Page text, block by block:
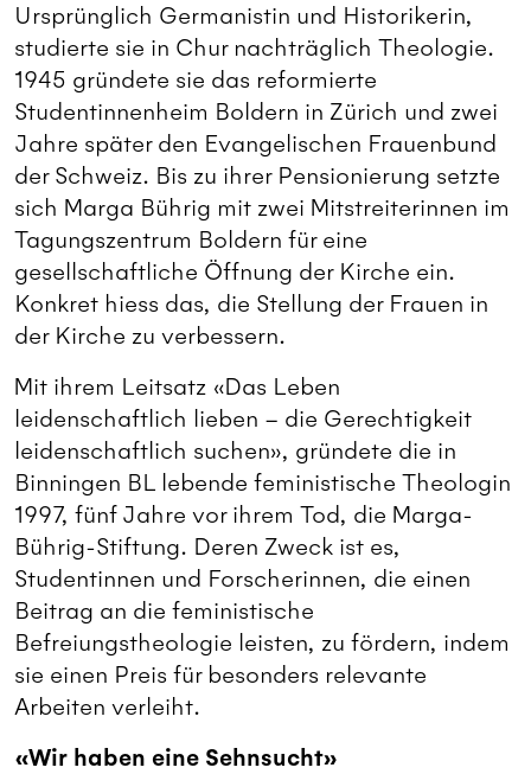
Ursprünglich Germanistin und Historikerin,
studierte sie in Chur nachträglich Theologie.
1945 gründete sie das reformierte
Studentinnenheim Boldern in Zürich und zwei
Jahre später den Evangelischen Frauenbund
der Schweiz. Bis zu ihrer Pensionierung setzte
sich Marga Bührig mit zwei Mitstreiterinnen im
Tagungszentrum Boldern für eine
gesellschaftliche Öffnung der Kirche ein.
Konkret hiess das, die Stellung der Frauen in
der Kirche zu verbessern.
Mit ihrem Leitsatz «Das Leben
leidenschaftlich lieben – die Gerechtigkeit
leidenschaftlich suchen», gründete die in
Binningen BL lebende feministische Theologin
1997, fünf Jahre vor ihrem Tod, die Marga-
Bührig-Stiftung. Deren Zweck ist es,
Studentinnen und Forscherinnen, die einen
Beitrag an die feministische
Befreiungstheologie leisten, zu fördern, indem
sie einen Preis für besonders relevante
Arbeiten verleiht.
«Wir haben eine Sehnsucht»